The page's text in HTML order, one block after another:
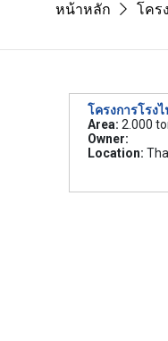
หน้าหลัก โคร
โครงการโรง
Area: 2.000
Owner:
Location: